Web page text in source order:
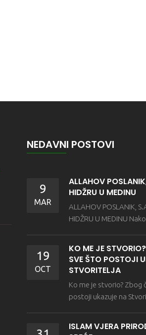
NEDAVNI POSTOVI
9
MAR
ALLAHOV
HIDŽRU U MEDINU
ALLAHOV POSLANIK,
HIDŽRU U MEDINU
19
OCT
KO ME JE
SVE ŠTO POSTOJI
STVORITELJA
Ko me je stvorio? Zbog
postoji ukazuje na
ISLAM VJERA